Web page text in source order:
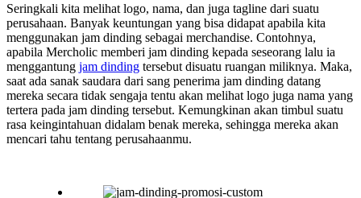
Seringkali kita melihat logo, nama, dan juga tagline dari suatu
perusahaan. Banyak keuntungan yang bisa didapat apabila kita
menggunakan jam dinding sebagai merchandise. Contohnya,
apabila Mercholic memberi jam dinding kepada seseorang lalu ia
menggantung jam dinding tersebut disuatu ruangan miliknya. Maka,
saat ada sanak saudara dari sang penerima jam dinding datang
mereka secara tidak sengaja tentu akan melihat logo juga nama yang
tertera pada jam dinding tersebut. Kemungkinan akan timbul suatu
rasa keingintahuan didalam benak mereka, sehingga mereka akan
mencari tahu tentang perusahaanmu.